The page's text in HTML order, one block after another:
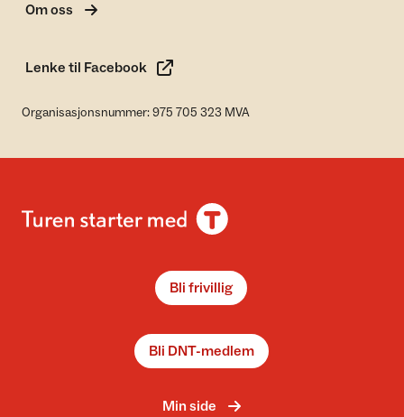
Om oss
Lenke til Facebook
Organisasjonsnummer: 975 705 323 MVA
Bli frivillig
Bli DNT-medlem
Min side